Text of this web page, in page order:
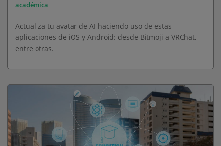
académica
Actualiza tu avatar de AI haciendo uso de estas
aplicaciones de iOS y Android: desde Bitmoji a VRChat,
entre otras.